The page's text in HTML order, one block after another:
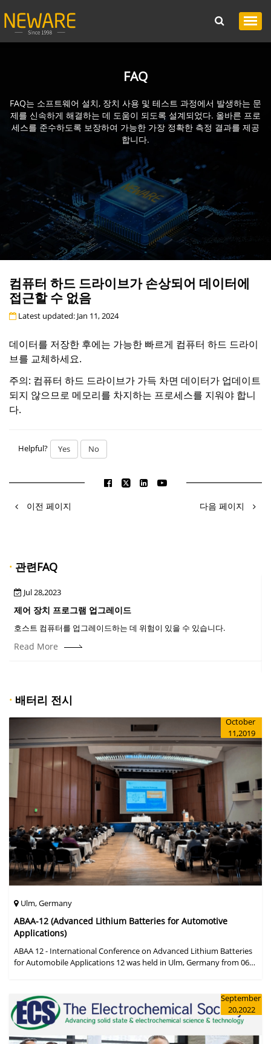
FAQ
FAQ는 소프트웨어 설치, 장치 사용 및 테스트 과정에서 발생하는 문
제를 신속하게 해결하는 데 도움이 되도록 설계되었다. 올바른 프로
세스를 준수하도록 보장하여 가능한 가장 정확한 측정 결과를 제공
합니다.
컴퓨터 하드 드라이브가 손상되어 데이터에
접근할 수 없음
Latest updated: Jan 11, 2024
데이터를 저장한 후에는 가능한 빠르게 컴퓨터 하드 드라이
브를 교체하세요.
주의: 컴퓨터 하드 드라이브가 가득 차면 데이터가 업데이트
되지 않으므로 메모리를 차지하는 프로세스를 지워야 합니
다.
Helpful? Yes No
이전 페이지 다음 페이지
· 관련FAQ
Jul 28,2023
제어 장치 프로그램 업그레이드
호스트 컴퓨터를 업그레이드하는 데 위험이 있을 수 있습니다.
Read More
· 배터리 전시
October
11,2019
Ulm, Germany
ABAA-12 (Advanced Lithium Batteries for Automotive
Applications)
ABAA 12 - International Conference on Advanced Lithium Batteries
for Automobile Applications 12 was held in Ulm, Germany from 06
September
20,2022